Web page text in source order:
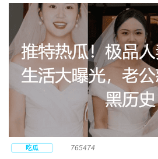
吃瓜 765474